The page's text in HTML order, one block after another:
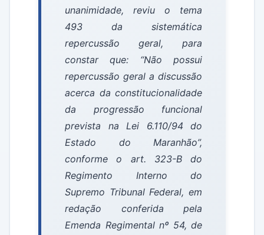
unanimidade, reviu o tema
493 da sistemática
repercussão geral, para
constar que: “Não possui
repercussão geral a discussão
acerca da constitucionalidade
da progressão funcional
prevista na Lei 6.110/94 do
Estado do Maranhão”,
conforme o art. 323-B do
Regimento Interno do
Supremo Tribunal Federal, em
redação conferida pela
Emenda Regimental nº 54, de